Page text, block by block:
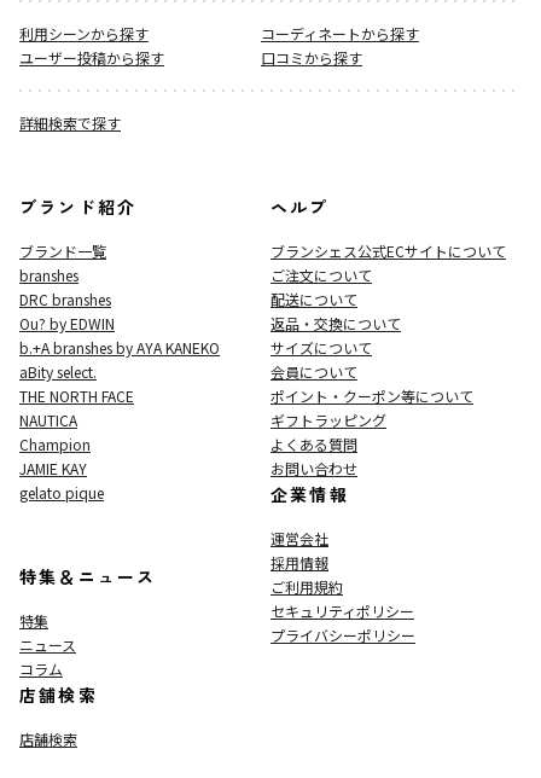
利用シーンから探す
コーディネートから探す
ユーザー投稿から探す
口コミから探す
詳細検索で探す
ブランド紹介
ブランド一覧
branshes
DRC branshes
Ou? by EDWIN
b.+A branshes by AYA KANEKO
aBity select.
THE NORTH FACE
NAUTICA
Champion
JAMIE KAY
gelato pique
特集＆ニュース
特集
ニュース
コラム
店舗検索
店舗検索
ヘルプ
ブランシェス公式ECサイトについて
ご注文について
配送について
返品・交換について
サイズについて
会員について
ポイント・クーポン等について
ギフトラッピング
よくある質問
お問い合わせ
企業情報
運営会社
採用情報
ご利用規約
セキュリティポリシー
プライバシーポリシー